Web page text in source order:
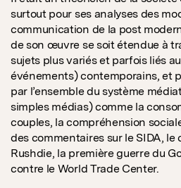
surtout pour ses analyses des
communication de la post
de son œuvre se soit étendue à
sujets plus variés et parfois liés
événements) contemporains, et
par l’ensemble du système
simples médias) comme la
couples, la compréhension
des commentaires sur le SIDA, le
Rushdie, la première guerre du
contre le World Trade Center.